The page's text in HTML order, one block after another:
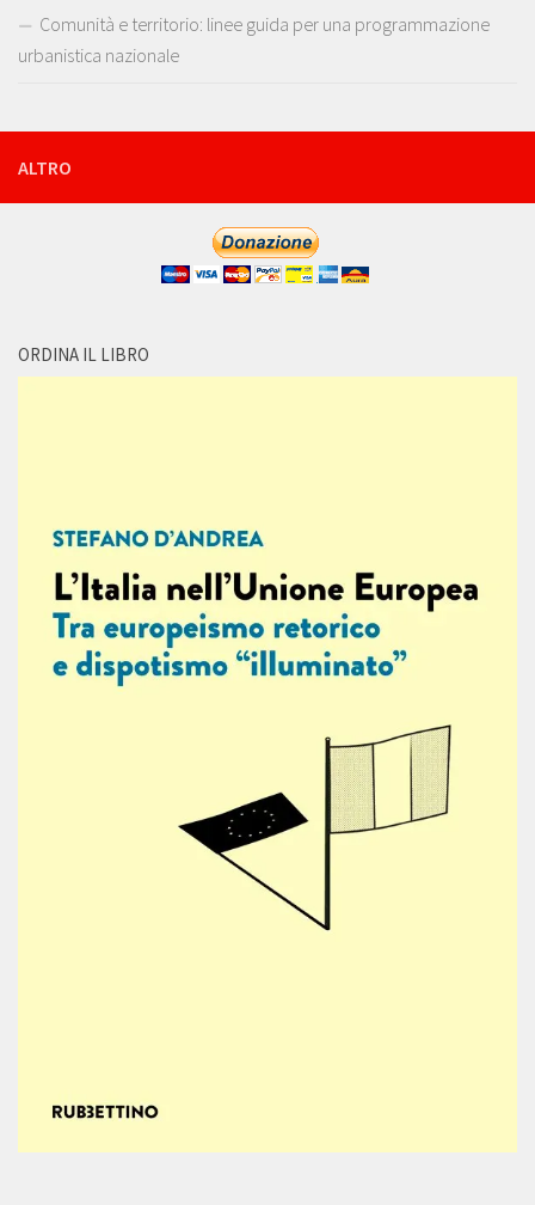
Comunità e territorio: linee guida per una programmazione
urbanistica nazionale
ALTRO
ORDINA IL LIBRO